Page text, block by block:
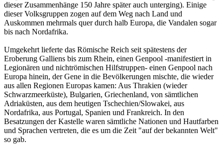
dieser Zusammenhänge 150 Jahre später auch unterging). Einige
dieser Volksgruppen zogen auf dem Weg nach Land und
Auskommen mehrmals quer durch halb Europa, die Vandalen sogar
bis nach Nordafrika.
Umgekehrt lieferte das Römische Reich seit spätestens der
Eroberung Galliens bis zum Rhein, einen Genpool -manifestiert in
Legionären und nichtrömischen Hilfstruppen- einen Genpool nach
Europa hinein, der Gene in die Bevölkerungen mischte, die wieder
aus allen Regionen Europas kamen: Aus Thrakien (wieder
Schwarzmeerküste), Bulgarien, Griechenland, von sämtlichen
Adriaküsten, aus dem heutigen Tschechien/Slowakei, aus
Nordafrika, aus Portugal, Spanien und Frankreich. In den
Besatzungen der Kastelle waren sämtliche Nationen und Hautfarben
und Sprachen vertreten, die es um die Zeit "auf der bekannten Welt"
so gab.